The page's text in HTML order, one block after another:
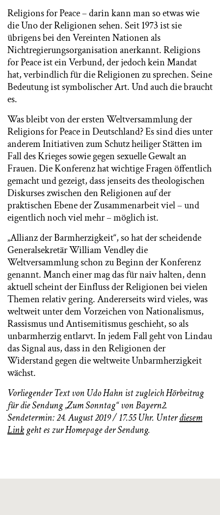
Religions for Peace – darin kann man so etwas wie
die Uno der Religionen sehen. Seit 1973 ist sie
übrigens bei den Vereinten Nationen als
Nichtregierungsorganisation anerkannt. Religions
for Peace ist ein Verbund, der jedoch kein Mandat
hat, verbindlich für die Religionen zu sprechen. Seine
Bedeutung ist symbolischer Art. Und auch die braucht
es.
Was bleibt von der ersten Weltversammlung der
Religions for Peace in Deutschland? Es sind dies unter
anderem Initiativen zum Schutz heiliger Stätten im
Fall des Krieges sowie gegen sexuelle Gewalt an
Frauen. Die Konferenz hat wichtige Fragen öffentlich
gemacht und gezeigt, dass jenseits des theologischen
Diskurses zwischen den Religionen auf der
praktischen Ebene der Zusammenarbeit viel – und
eigentlich noch viel mehr – möglich ist.
„Allianz der Barmherzigkeit“, so hat der scheidende
Generalsekretär William Vendley die
Weltversammlung schon zu Beginn der Konferenz
genannt. Manch einer mag das für naiv halten, denn
aktuell scheint der Einfluss der Religionen bei vielen
Themen relativ gering. Andererseits wird vieles, was
weltweit unter dem Vorzeichen von Nationalismus,
Rassismus und Antisemitismus geschieht, so als
unbarmherzig entlarvt. In jedem Fall geht von Lindau
das Signal aus, dass in den Religionen der
Widerstand gegen die weltweite Unbarmherzigkeit
wächst.
Vorliegender Text von Udo Hahn ist zugleich Hörbeitrag
für die Sendung „Zum Sonntag“ von Bayern2.
Sendetermin: 24. August 2019 / 17.55 Uhr. Unterdiesem
Linkgeht es zur Homepage der Sendung.